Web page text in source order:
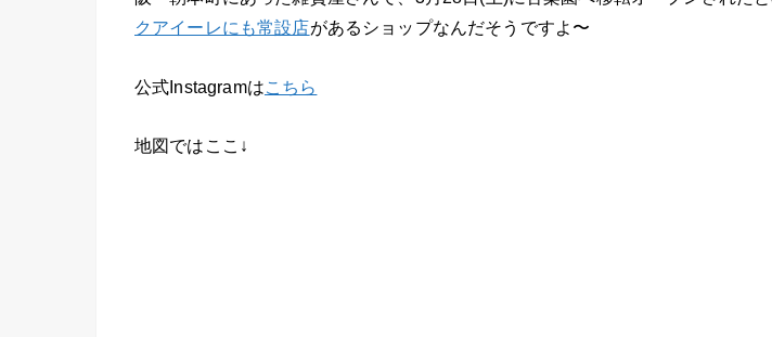
クアイーレにも常設店があるショップなんだそうですよ〜
公式Instagramはこちら
地図ではここ↓